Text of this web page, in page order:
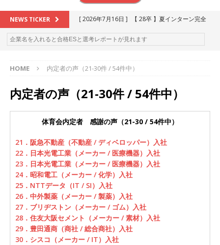
NEWS TICKER [ 2026年7月16日 ]
【 28卒 】夏インターン完全
攻略セミナー ｜ 予約フォーム
お勧めイベン
[ 2026年6月13日 ] ≪ 27卒 ≫アスキヤリ個人相
[ 2026年5月17日 ]
≪ 2027卒 ≫ 今すぐ受けられ
る優良企業一覧（26社）
体育会積極採用企業
る優良企業一覧（15社）
体育会積極採用企業
[ 2026年5月15日 ] 【 28卒 ｜ カプコンが体育会
学生を求めアスキヤリ限定イベント開催!! 】 世界
230以上の国・地域で愛される日本屈指のゲーム
メーカー ｜ 9期連続の最高益・11期連続の10%
以上営業増益を達成 ｜ プライム上場 ｜ カプコン
HOME 内定者の声（21-30件 / 54件中）
内定者の声（21-30件 / 54件中）
体育会内定者 感謝の声（21-30 / 54件中）
21．阪急不動産（不動産 / ディベロッパー）入社
22．日本光電工業（メーカー / 医療機器）入社
23．日本光電工業（メーカー / 医療機器）入社
24．昭和電工（メーカー / 化学）入社
25．NTTデータ（IT / SI）入社
26．中外製薬（メーカー / 製薬）入社
27．ブリヂストン（メーカー / ゴム）入社
28．住友大阪セメント（メーカー / 素材）入社
29．豊田通商（商社 / 総合商社）入社
30．シスコ（メーカー / IT）入社